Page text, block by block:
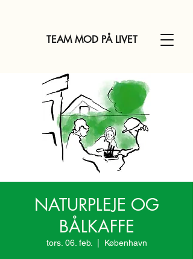
TEAM MOD PÅ LIVET
NATURPLEJE OG
BÅLKAFFE
tors. 06. feb. København